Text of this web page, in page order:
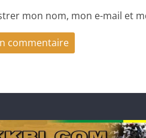
mon nom, mon e-mail et